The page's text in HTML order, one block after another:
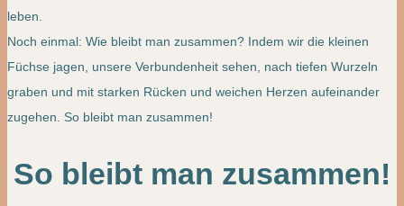
leben.
Noch einmal: Wie bleibt man zusammen? Indem wir die kleinen
Füchse jagen, unsere Verbundenheit sehen, nach tiefen Wurzeln
graben und mit starken Rücken und weichen Herzen aufeinander
zugehen. So bleibt man zusammen!
So bleibt man zusammen!